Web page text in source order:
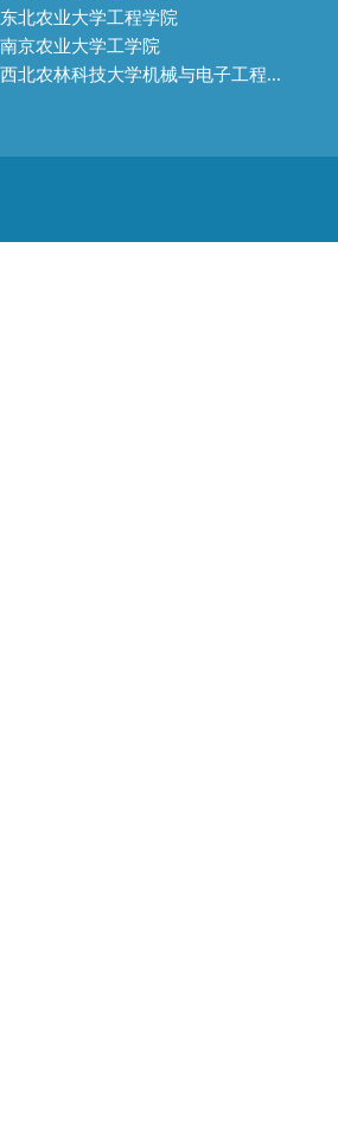
东北农业大学工程学院
南京农业大学工学院
西北农林科技大学机械与电子工程...